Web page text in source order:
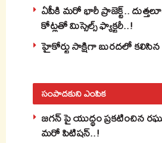
ఏపీకి మరో భారీ ప్రాజెక్ట్..
కోట్లతో మిస్సైల్స్ ఫ్యాక్టరీ..!
హైకోర్టు సాక్షిగా బురదలో కలిసిన
సంపాదకుని ఎంపిక
జగన్ పై యుద్థం ప్రకటించిన
మరో పిటిషన్..!